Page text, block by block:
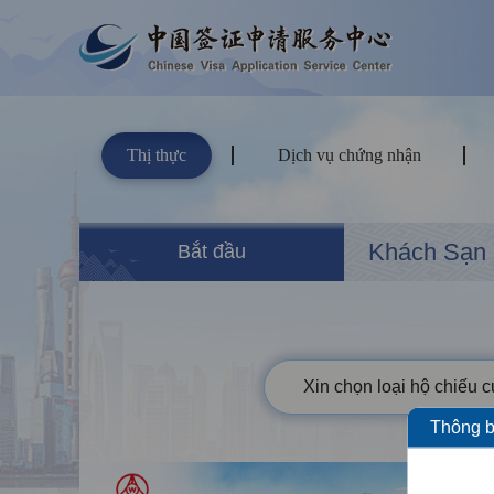
Thị thực Dịch vụ chứng nhận
Bắt đầu Khách Sạn
Xin chọn loại hộ chiếu
Thông